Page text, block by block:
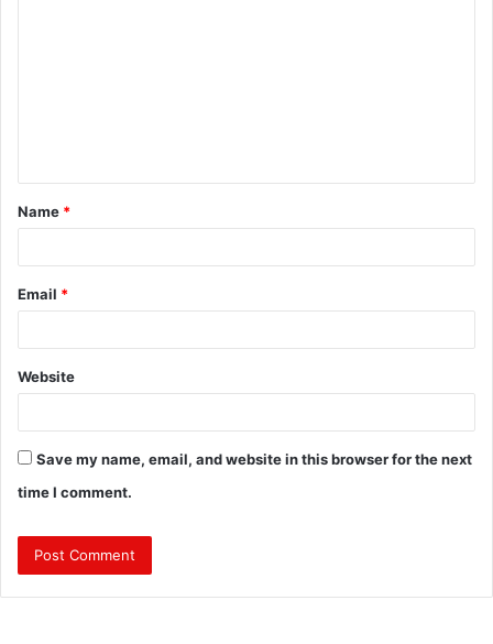
t
*
Name *
Email *
Website
Save my name, email, and website in this browser for the next
time I comment.